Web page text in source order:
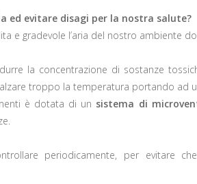
ed evitare disagi per la nostra salute?
e gradevole l’aria del nostro ambiente
la concentrazione di sostanze
troppo la temperatura portando ad
è dotata di un sistema di
periodicamente, per evitare